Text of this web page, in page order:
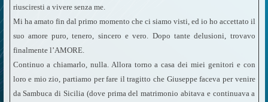
riusciresti a vivere senza me.
Mi ha amato fin dal primo momento che ci siamo visti, ed io ho accettato il
suo amore puro, tenero, sincero e vero. Dopo tante delusioni, trovavo
finalmente l’AMORE.
Continuo a chiamarlo, nulla. Allora torno a casa dei miei genitori e con
loro e mio zio, partiamo per fare il tragitto che Giuseppe faceva per venire
da Sambuca di Sicilia (dove prima del matrimonio abitava e continuava a